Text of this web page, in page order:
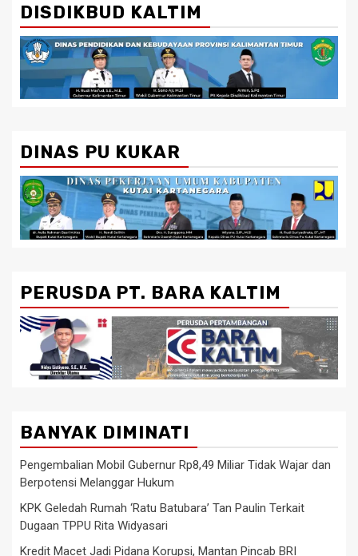
DISDIKBUD KALTIM
DINAS PU KUKAR
PERUSDA PT. BARA KALTIM
BANYAK DIMINATI
Pengembalian Mobil Gubernur Rp8,49 Miliar Tidak Wajar dan
Berpotensi Melanggar Hukum
KPK Geledah Rumah ‘Ratu Batubara’ Tan Paulin Terkait
Dugaan TPPU Rita Widyasari
Kredit Macet Jadi Pidana Korupsi, Mantan Pincab BRI